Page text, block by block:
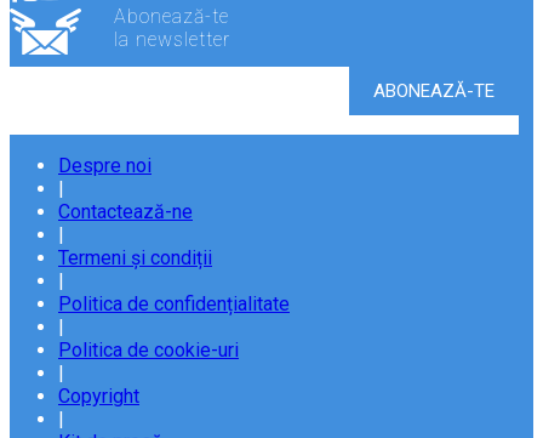
Abonează-te
la newsletter
Despre noi
Contactează-ne
Termeni și condiții
Politica de confidențialitate
Politica de cookie-uri
Copyright